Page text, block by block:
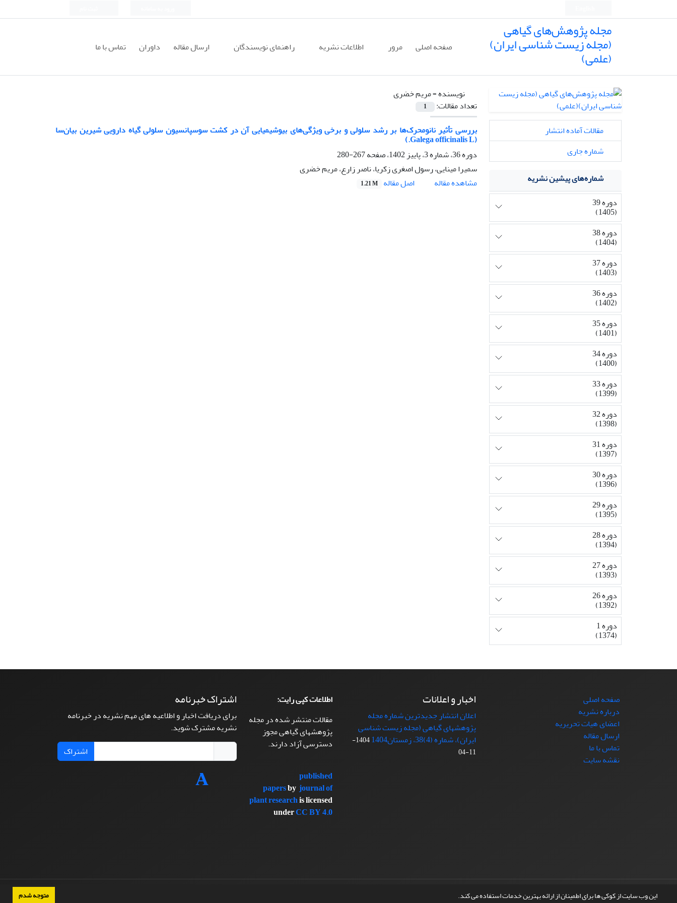
این وب سایت از کوکی ها برای اطمینان از ارائه بهترین خدمات استفاده می کند. متوجه شدم
مجله پژوهش‌های گیاهی
(مجله زیست شناسی ایران)
(علمی) صفحه اصلی مرور اطلاعات نشریه راهنمای نویسندگان ارسال مقاله داوران تماس با ما
نویسنده =مریم خضری
تعداد مقالات:
1
بررسی تأثیر نانومحرک‌ها بر رشد سلولی و برخی ویژگی‌های بیوشیمیایی آن در کشت سوسپانسیون سلولی گیاه دارویی شیرین بیان‌سا
(Galega officinalis L.)
دوره 36، شماره 3، پاییز 1402، صفحه
267-280
سمیرا مینایی، رسول اصغری زکریا، ناصر زارع، مریم خضری
مشاهده مقاله
اصل مقاله 1.21 M
مقالات آماده انتشار
شماره جاری
شماره‌های پیشین نشریه
دوره 39
(1405)
دوره 38
(1404)
دوره 37
(1403)
دوره 36
(1402)
دوره 35
(1401)
دوره 34
(1400)
دوره 33
(1399)
دوره 32
(1398)
دوره 31
(1397)
دوره 30
(1396)
دوره 29
(1395)
دوره 28
(1394)
دوره 27
(1393)
دوره 26
(1392)
دوره 1
(1374)
صفحه اصلی
درباره نشریه
اعضای هیات تحریریه
ارسال مقاله
تماس با ما
نقشه سایت
اخبار و اعلانات
اعلان انتشار جدیدترین شماره مجله
پژوهشهای گیاهی (مجله زیست شناسی
ایران)، شماره (4)38، زمستان1404
1404-
11-04
اطلاعات کپی رایت:
مقالات منتشر شده در مجله
پژوهشهای گیاهی مجوز
دسترسی آزاد دارند.
published
papersbyjournal of
plant researchis licensed
underCC BY 4.0
اشتراک خبرنامه
برای دریافت اخبار و اطلاعیه های مهم نشریه در خبرنامه
نشریه مشترک شوید.
اشتراک
© سامانه مدیریت نشریات علمی.طراحی و پیاده سازی از